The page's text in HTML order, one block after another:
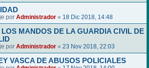
por Administrador « 18 Dic 2018, 14:48
LOS MANDOS DE LA GUARDIA CIVIL DE
por Administrador « 23 Nov 2018, 22:03
VASCA DE ABUSOS POLICIALES